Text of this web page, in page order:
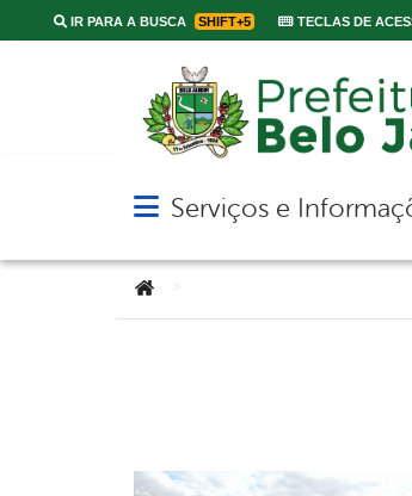
IR PARA A BUSCA SHIFT+5 TECLAS DE
Abrir menu principal de
Serviços e
Você está aqui: